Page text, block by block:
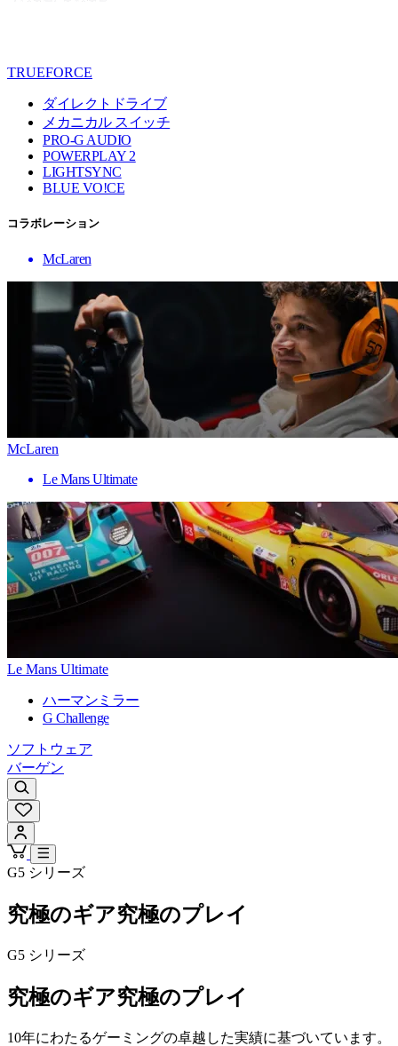
TRUEFORCE
ダイレクトドライブ
メカニカル スイッチ
PRO-G AUDIO
POWERPLAY 2
LIGHTSYNC
BLUE VO!CE
コラボレーション
McLaren
McLaren
Le Mans Ultimate
Le Mans Ultimate
ハーマンミラー
G Challenge
ソフトウェア
バーゲン
G5 シリーズ
究極のギア究極のプレイ
G5 シリーズ
究極のギア究極のプレイ
10年にわたるゲーミングの卓越した実績に基づいています。